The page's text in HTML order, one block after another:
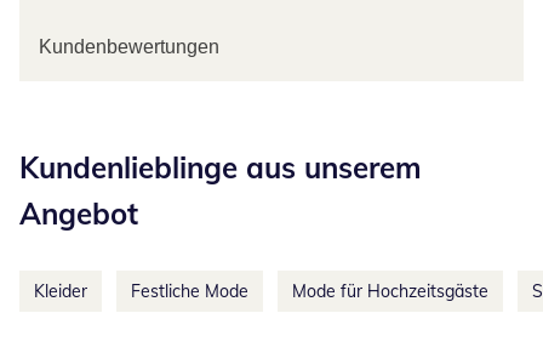
Kundenbewertungen
Kundenlieblinge aus unserem
Angebot
Kleider Festliche Mode Mode für Hochzeitsgäste